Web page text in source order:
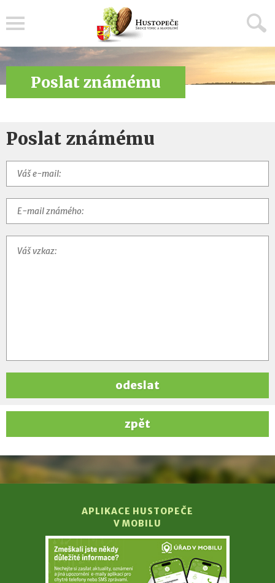
Poslat známému
Poslat známému
odeslat
zpět
APLIKACE HUSTOPEČE
V MOBILU